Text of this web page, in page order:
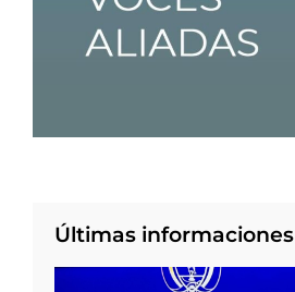
Últimas informaciones